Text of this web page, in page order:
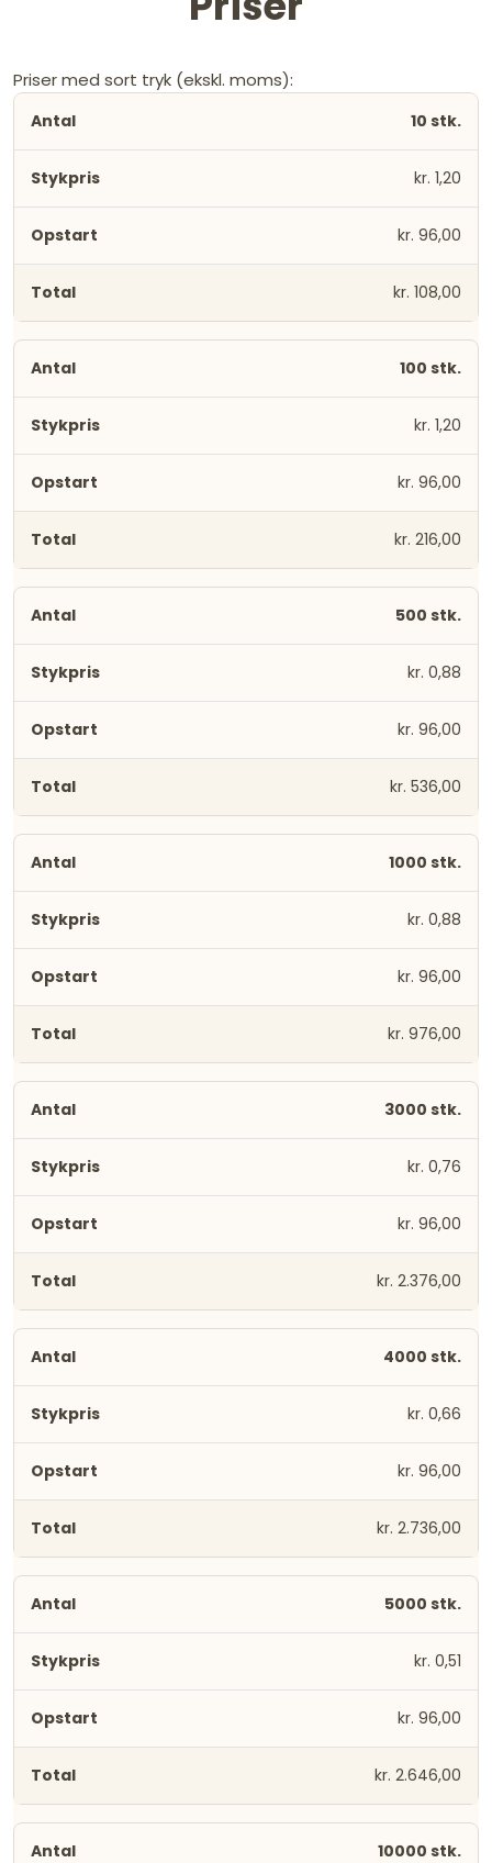
Priser med sort tryk (ekskl. moms):
10 stk.
kr. 1,20
kr. 96,00
kr. 108,00
100 stk.
kr. 1,20
kr. 96,00
kr. 216,00
500 stk.
kr. 0,88
kr. 96,00
kr. 536,00
1000 stk.
kr. 0,88
kr. 96,00
kr. 976,00
3000 stk.
kr. 0,76
kr. 96,00
kr. 2.376,00
4000 stk.
kr. 0,66
kr. 96,00
kr. 2.736,00
5000 stk.
kr. 0,51
kr. 96,00
kr. 2.646,00
10000 stk.